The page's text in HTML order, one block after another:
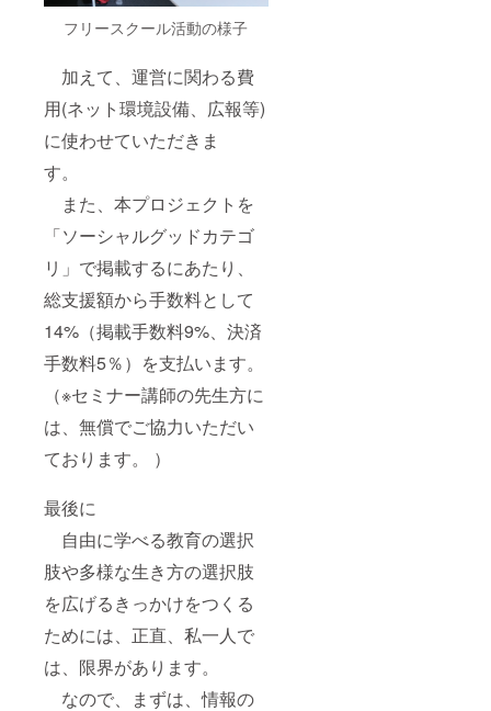
フリースクール活動の様子
加えて、運営に関わる費
用(ネット環境設備、広報等)
に使わせていただきま
す。
また、本プロジェクトを
「ソーシャルグッドカテゴ
リ」で掲載するにあたり、
総支援額から手数料として
14%（掲載手数料9%、決済
手数料5％）を支払います。
（※セミナー講師の先生方に
は、無償でご協力いただい
ております。 ）
最後に
自由に学べる教育の選択
肢や多様な生き方の選択肢
を広げるきっかけをつくる
ためには、正直、私一人で
は、限界があります。
なので、まずは、情報の